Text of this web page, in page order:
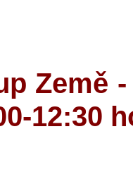
Země
12:30